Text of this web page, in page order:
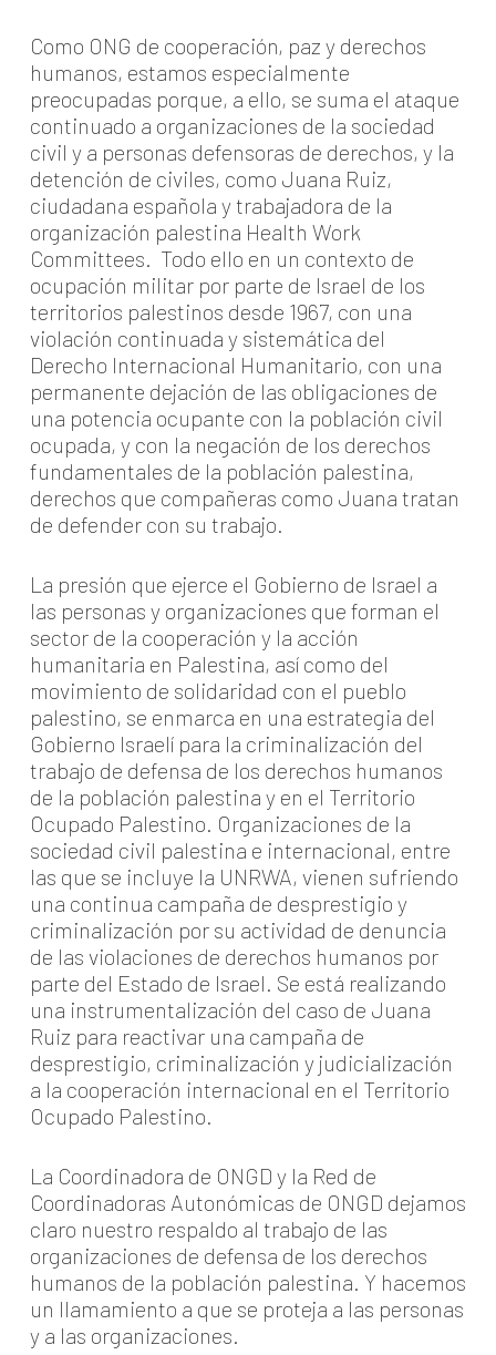
Como ONG de cooperación, paz y derechos
humanos, estamos especialmente
preocupadas porque, a ello, se suma el ataque
continuado a organizaciones de la sociedad
civil y a personas defensoras de derechos, y la
detención de civiles, como Juana Ruiz,
ciudadana española y trabajadora de la
organización palestina Health Work
Committees. Todo ello en un contexto de
ocupación militar por parte de Israel de los
territorios palestinos desde 1967, con una
violación continuada y sistemática del
Derecho Internacional Humanitario, con una
permanente dejación de las obligaciones de
una potencia ocupante con la población civil
ocupada, y con la negación de los derechos
fundamentales de la población palestina,
derechos que compañeras como Juana tratan
de defender con su trabajo.
La presión que ejerce el Gobierno de Israel a
las personas y organizaciones que forman el
sector de la cooperación y la acción
humanitaria en Palestina, así como del
movimiento de solidaridad con el pueblo
palestino, se enmarca en una estrategia del
Gobierno Israelí para la criminalización del
trabajo de defensa de los derechos humanos
de la población palestina y en el Territorio
Ocupado Palestino. Organizaciones de la
sociedad civil palestina e internacional, entre
las que se incluye la UNRWA, vienen sufriendo
una continua campaña de desprestigio y
criminalización por su actividad de denuncia
de las violaciones de derechos humanos por
parte del Estado de Israel. Se está realizando
una instrumentalización del caso de Juana
Ruiz para reactivar una campaña de
desprestigio, criminalización y judicialización
a la cooperación internacional en el Territorio
Ocupado Palestino.
La Coordinadora de ONGD y la Red de
Coordinadoras Autonómicas de ONGD dejamos
claro nuestro respaldo al trabajo de las
organizaciones de defensa de los derechos
humanos de la población palestina. Y hacemos
un llamamiento a que se proteja a las personas
y a las organizaciones.